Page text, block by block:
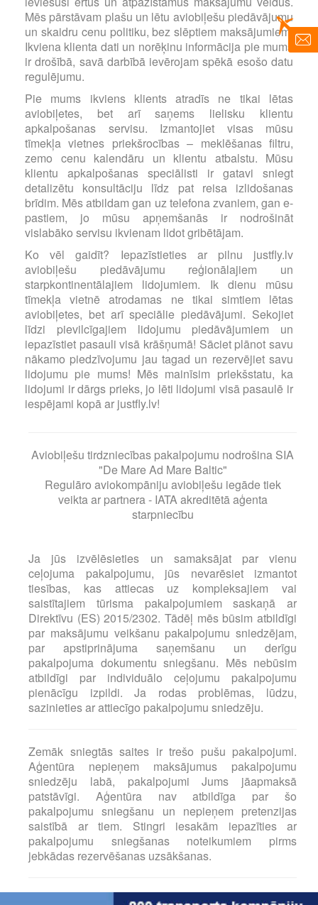
Mēs pārstāvam plašu un lētu aviobiļešu piedāvājumu
un skaidru cenu politiku, bez slēptiem maksājumiem.
Ikviena klienta dati un norēķinu informācija pie mums
ir drošībā, savā darbībā ievērojam spēkā esošo datu
regulējumu.
Pie mums ikviens klients atradīs ne tikai lētas
aviobiļetes, bet arī saņems lielisku klientu
apkalpošanas servisu. Izmantojiet visas mūsu
tīmekļa vietnes priekšrocības – meklēšanas filtru,
zemo cenu kalendāru un klientu atbalstu. Mūsu
klientu apkalpošanas speciālisti ir gatavi sniegt
detalizētu konsultāciju līdz pat reisa izlidošanas
brīdim. Mēs atbildam gan uz telefona zvaniem, gan e-
pastiem, jo mūsu apņemšanās ir nodrošināt
vislabāko servisu ikvienam lidot gribētājam.
Ko vēl gaidīt? Iepazīstieties ar pilnu justfly.lv
aviobiļešu piedāvājumu reģionālajiem un
starpkontinentālajiem lidojumiem. Ik dienu mūsu
tīmekļa vietnē atrodamas ne tikai simtiem lētas
aviobiļetes, bet arī speciālie piedāvājumi. Sekojiet
līdzi pievilcīgajiem lidojumu piedāvājumiem un
iepazīstiet pasauli visā krāšņumā! Sāciet plānot savu
nākamo piedzīvojumu jau tagad un rezervējiet savu
lidojumu pie mums! Mēs mainīsim priekšstatu, ka
lidojumi ir dārgs prieks, jo lēti lidojumi visā pasaulē ir
iespējami kopā ar justfly.lv!
Aviobiļešu tirdzniecības pakalpojumu nodrošina SIA
"De Mare Ad Mare Baltic"
Regulāro aviokompāniju aviobiļešu iegāde tiek
veikta ar partnera - IATA akreditētā aģenta
starpniecību
Ja jūs izvēlēsieties un samaksājat par vienu
ceļojuma pakalpojumu, jūs nevarēsiet izmantot
tiesības, kas attiecas uz kompleksajiem vai
saistītajiem tūrisma pakalpojumiem saskaņā ar
Direktīvu (ES) 2015/2302. Tādēļ mēs būsim atbildīgi
par maksājumu veikšanu pakalpojumu sniedzējam,
par apstiprinājuma saņemšanu un derīgu
pakalpojuma dokumentu sniegšanu. Mēs nebūsim
atbildīgi par individuālo ceļojumu pakalpojumu
pienācīgu izpildi. Ja rodas problēmas, lūdzu,
sazinieties ar attiecīgo pakalpojumu sniedzēju.
Zemāk sniegtās saites ir trešo pušu pakalpojumi.
Aģentūra nepieņem maksājumus pakalpojumu
sniedzēju labā, pakalpojumi Jums jāapmaksā
patstāvīgi. Aģentūra nav atbildīga par šo
pakalpojumu sniegšanu un nepieņem pretenzijas
saistībā ar tiem. Stingri iesakām iepazīties ar
pakalpojumu sniegšanas noteikumiem pirms
jebkādas rezervēšanas uzsākšanas.